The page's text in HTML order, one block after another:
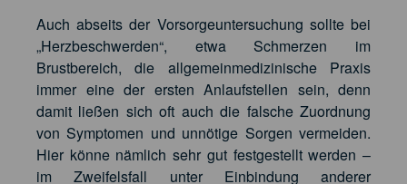
Auch abseits der Vorsorgeuntersuchung sollte bei
„Herzbeschwerden“, etwa Schmerzen im
Brustbereich, die allgemeinmedizinische Praxis
immer eine der ersten Anlaufstellen sein, denn
damit ließen sich oft auch die falsche Zuordnung
von Symptomen und unnötige Sorgen vermeiden.
Hier könne nämlich sehr gut festgestellt werden –
im Zweifelsfall unter Einbindung anderer